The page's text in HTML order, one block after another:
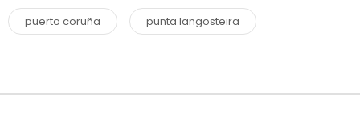
puerto coruña punta langosteira